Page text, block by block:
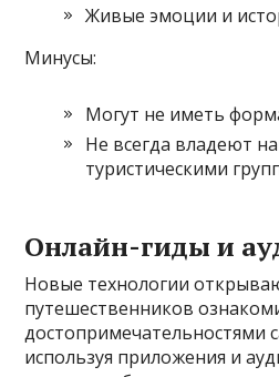
Живые эмоции и
Минусы:
Могут не иметь
Не всегда владеют
туристическими
Онлайн-гиды и
Новые технологии
путешественников
достопримечательностями
используя приложения и